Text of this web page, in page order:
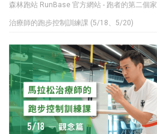
森林跑站 RunBase 官方網站 - 跑者的第二個家
治療師的跑步控制訓練課 (5/18、5/20)